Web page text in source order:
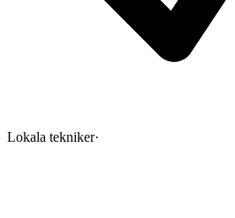
Lokala tekniker·